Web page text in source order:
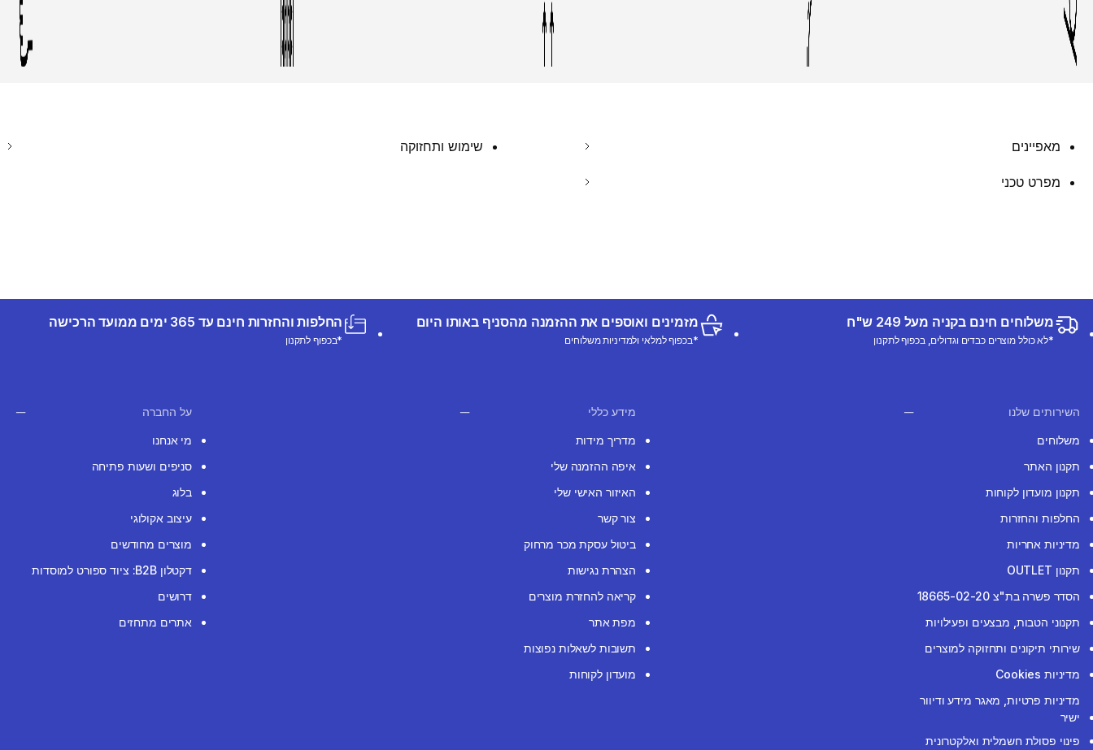
מאפיינים שימוש ותחזוקה
מפרט טכני
משלוחים חינם בקניה מעל 249 ש"ח
*לא כולל מוצרים כבדים וגדולים, בכפוף לתקנון
מזמינים ואוספים את ההזמנה מהסניף באותו היום
*בכפוף למלאי ולמדיניות משלוחים
החלפות והחזרות חינם עד 365 ימים ממועד הרכישה
*בכפוף לתקנון
השירותים שלנו
משלוחים
תקנון האתר
תקנון מועדון לקוחות
החלפות והחזרות
מדיניות אחריות
תקנון OUTLET
הסדר פשרה בת"צ 18665-02-20
תקנוני הטבות, מבצעים ופעילויות
שירותי תיקונים ותחזוקה למוצרים
מדיניות Cookies
מדיניות פרטיות, מאגר מידע ודיוור
ישיר
פינוי פסולת חשמלית ואלקטרונית
מידע כללי
מדריך מידות
איפה ההזמנה שלי
האיזור האישי שלי
צור קשר
ביטול עסקת מכר מרחוק
הצהרת נגישות
קריאה להחזרת מוצרים
מפת אתר
תשובות לשאלות נפוצות
מועדון לקוחות
על החברה
מי אנחנו
סניפים ושעות פתיחה
בלוג
עיצוב אקולוגי
מוצרים מחודשים
דקטלון B2B: ציוד ספורט למוסדות
דרושים
אתרים מתחזים